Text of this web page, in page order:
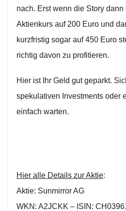
nach. Erst wenn die Story
Aktienkurs auf 200 Euro und
kurzfristig sogar auf 450 Euro
richtig davon zu profitieren.
Hier ist Ihr Geld gut geparkt.
spekulativen Investments oder
einfach warten.
Hier alle Details zur Aktie:
Aktie: Sunmirror AG
WKN: A2JCKK – ISIN: